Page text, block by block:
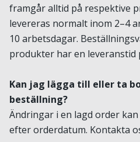
framgår alltid på respektive
levereras normalt inom 2–4
10 arbetsdagar.
produkter har en leveranstid
Kan jag lägga till eller ta
beställning?
Ändringar i en lagd order
efter orderdatum. Kontakta